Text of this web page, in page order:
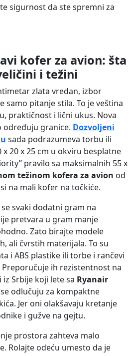
sigurnost da ste spremni za
kofer za avion: šta
i težini
zlata vredan, izbor
samo pitanje stila. To je veština
praktičnost i lični ukus. Nova
određuju granice. Dozvoljeni
sada podrazumeva torbu ili
20 x 25 cm u okviru besplatne
pravilo sa maksimalnih 55 x
težinom kofera za avion od
na mali kofer na točkiće.
svaki dodatni gram na
pretvara u gram manje
Zato birajte modele
ali čvrstih materijala. To su
i ABS plastike ili torbe i rančevi
ih rezistentnost na
Srbije koji lete sa Ryanair
odlučuju za kompaktne
Jer oni olakšavaju kretanje
i gužve na gejtu.
prostora zahteva malo
Rolajte odeću umesto da je